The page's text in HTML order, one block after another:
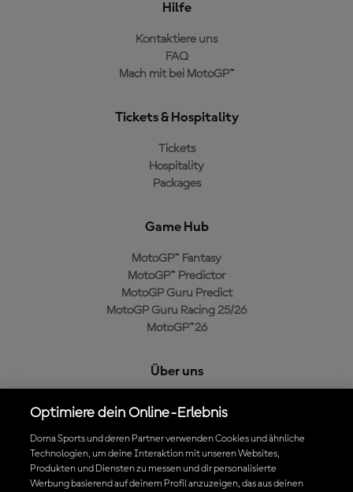
Hilfe
Kontaktiere uns
FAQ
Mach mit bei MotoGP™
Tickets & Hospitality
Tickets
Hospitality
Packages
Game Hub
MotoGP™ Fantasy
MotoGP™ Predictor
MotoGP Guru Predict
MotoGP Guru Racing 25/26
MotoGP™26
Über uns
Cookie-Richtlinien
Geschäftsbedingungen
Datenschutzrichtlinien
Kaufrichtlinie
Optimiere dein Online-Erlebnis
Dorna Sports und deren Partner verwenden Cookies und ähnliche
Technologien, um deine Interaktion mit unseren Websites,
Produkten und Diensten zu messen und dir personalisierte
Werbung basierend auf deinem Profil anzuzeigen, das aus deinen